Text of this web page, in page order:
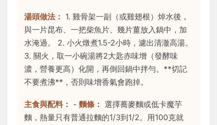
湯頭做法： 1. 雞骨架一副（或雞翅根）焯水後，
與一片昆布、一把柴魚片、幾片薑放入鍋中，加
水淹過。 2. 小火燉煮1.5-2小時，濾出清澈高湯。
3. 關火，取一小碗湯將2大匙赤味增（發酵味
濃，營養更高）化開，再倒回鍋中拌勻。**切記
不要煮沸**，否則味增香氣會跑掉。
主食與配料： - 麵條： 選擇蕎麥麵或低卡魔芋
麵，熱量只有普通拉麵的1/3到1/2。用100克就